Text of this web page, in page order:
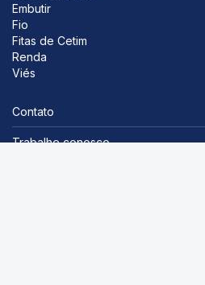
Embutir
Fio
Fitas de Cetim
Renda
Viés
Contato
Trabalhe conosco